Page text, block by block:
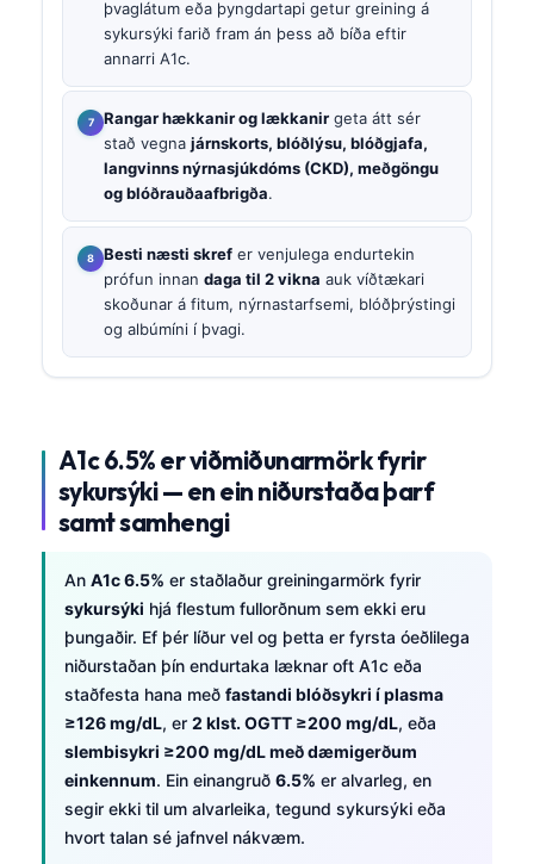
þvaglátum eða þyngdartapi getur greining á
sykursýki farið fram án þess að bíða eftir
annarri A1c.
Rangar hækkanir og lækkanir geta átt sér
stað vegna járnskorts, blóðlýsu, blóðgjafa,
langvinns nýrnasjúkdóms (CKD), meðgöngu
og blóðrauðaafbrigða.
Besti næsti skref er venjulega endurtekin
prófun innan daga til 2 vikna auk víðtækari
skoðunar á fitum, nýrnastarfsemi, blóðþrýstingi
og albúmíni í þvagi.
A1c 6.5% er viðmiðunarmörk fyrir
sykursýki — en ein niðurstaða þarf
samt samhengi
An A1c 6.5% er staðlaður greiningarmörk fyrir
sykursýki hjá flestum fullorðnum sem ekki eru
þungaðir. Ef þér líður vel og þetta er fyrsta óeðlilega
niðurstaðan þín endurtaka læknar oft A1c eða
staðfesta hana með fastandi blóðsykri í plasma
≥126 mg/dL, er 2 klst. OGTT ≥200 mg/dL, eða
slembisykri ≥200 mg/dL með dæmigerðum
einkennum. Ein einangruð 6.5% er alvarleg, en
segir ekki til um alvarleika, tegund sykursýki eða
hvort talan sé jafnvel nákvæm.